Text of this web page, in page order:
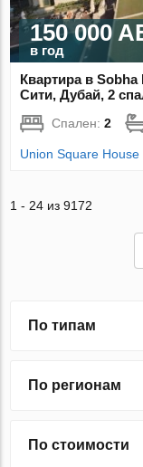
150 000
в год
Квартира в
Сити, Дубай, 2
Спален:2
Union Square
1 - 24 из 9172
По типам
По регионам
По стоимости